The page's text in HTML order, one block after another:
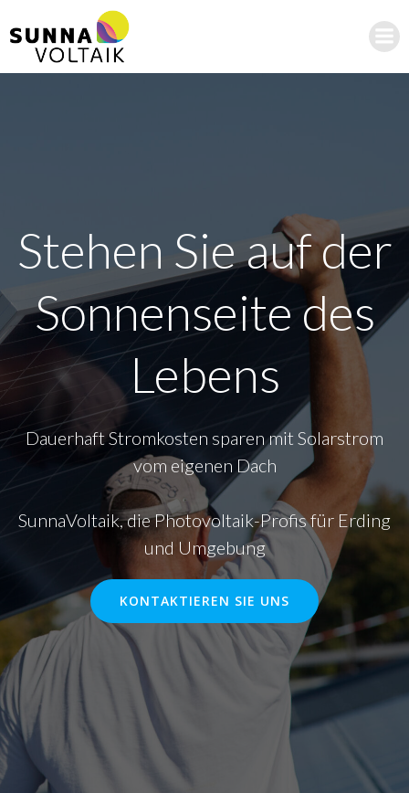
Stehen Sie auf der
Sonnenseite des
Lebens
Dauerhaft Stromkosten sparen mit Solarstrom
vom eigenen Dach
SunnaVoltaik, die Photovoltaik-Profis für Erding
und Umgebung
KONTAKTIEREN SIE UNS